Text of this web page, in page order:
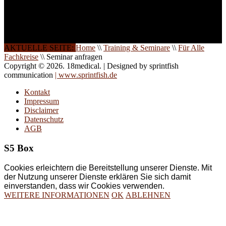
AKTUELLE SEITE: Home \\ Training & Seminare \\ Für Alle
Fachkreise \\ Seminar anfragen
Copyright © 2026. 18medical. | Designed by sprintfish
communication | www.sprintfish.de
Kontakt
Impressum
Disclaimer
Datenschutz
AGB
S5 Box
Cookies erleichtern die Bereitstellung unserer Dienste. Mit
der Nutzung unserer Dienste erklären Sie sich damit
einverstanden, dass wir Cookies verwenden.
WEITERE INFORMATIONEN OK ABLEHNEN